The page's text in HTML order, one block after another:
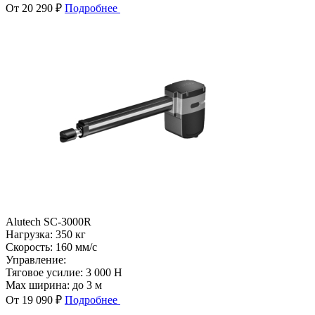
От 20 290 ₽ Подробнее
Alutech SC-3000R
Нагрузка: 350 кг
Скорость: 160 мм/с
Управление:
Тяговое усилие: 3 000 Н
Max ширина: до 3 м
От 19 090 ₽ Подробнее